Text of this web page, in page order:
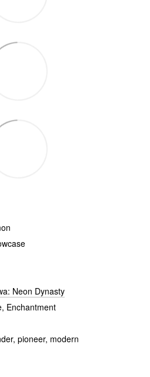
Neon Dynasty
Enchantment
pioneer, modern